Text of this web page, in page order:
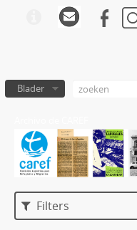
Blader
Filters